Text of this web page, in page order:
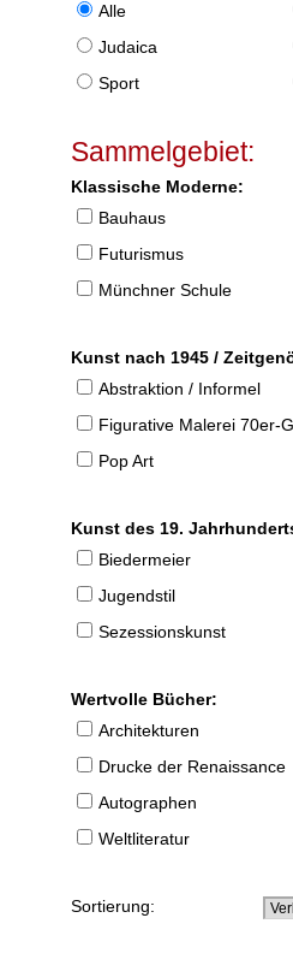
Alle
Judaica
Sport
Sammelgebiet:
Klassische Moderne:
Bauhaus
Futurismus
Münchner Schule
Kunst nach 1945 /
Abstraktion / Informel
Figurative Malerei 70er-
Pop Art
Kunst des 19.
Biedermeier
Jugendstil
Sezessionskunst
Wertvolle Bücher:
Architekturen
Drucke der Renaissance
Autographen
Weltliteratur
Sortierung: